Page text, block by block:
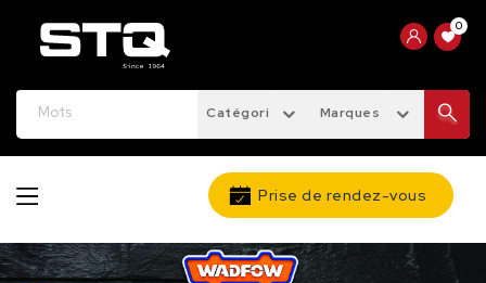
0
Catégories Marques
Prise de rendez-vous